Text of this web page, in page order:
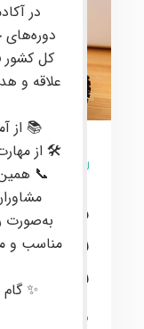
دوره
ساری و
با پیشرفت
در
کل کشور
علاقه و
📚 از
🛠 از
📞 همین
به‌صورت
مناسب و
✨